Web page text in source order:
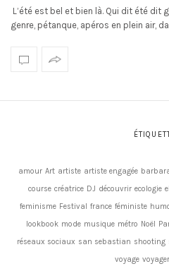
L’été est bel et bien là. Qui dit été
genre, pétanque, apéros en plein air,
amour Art artiste artiste engagée
course créatrice DJ découvrir ecologie
feminisme Festival france féministe
lookbook mode musique métro Noël
réseaux sociaux san sebastian shooting
voyage voyager